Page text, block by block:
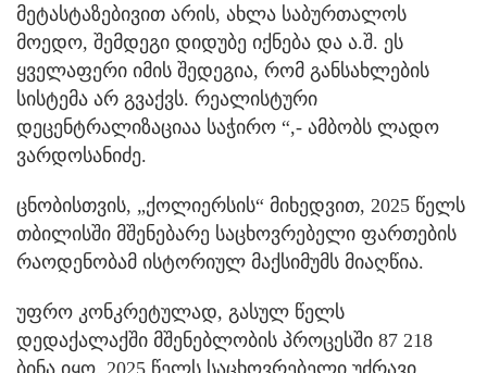
მეტასტაზებივით არის, ახლა საბურთალოს
მოედო, შემდეგი დიდუბე იქნება და ა.შ. ეს
ყველაფერი იმის შედეგია, რომ განსახლების
სისტემა არ გვაქვს. რეალისტური
დეცენტრალიზაციაა საჭირო “,- ამბობს ლადო
ვარდოსანიძე.
ცნობისთვის, „ქოლიერსის“ მიხედვით, 2025 წელს
თბილისში მშენებარე საცხოვრებელი ფართების
რაოდენობამ ისტორიულ მაქსიმუმს მიაღწია.
უფრო კონკრეტულად, გასულ წელს
დედაქალაქში მშენებლობის პროცესში 87 218
ბინა იყო. 2025 წელს საცხოვრებელი უძრავი